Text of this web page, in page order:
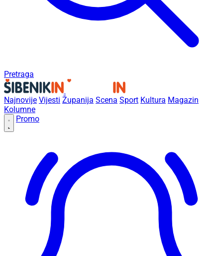
Pretraga
Najnovije Vijesti Županija Scena Sport Kultura Magazin
Kolumne
Promo